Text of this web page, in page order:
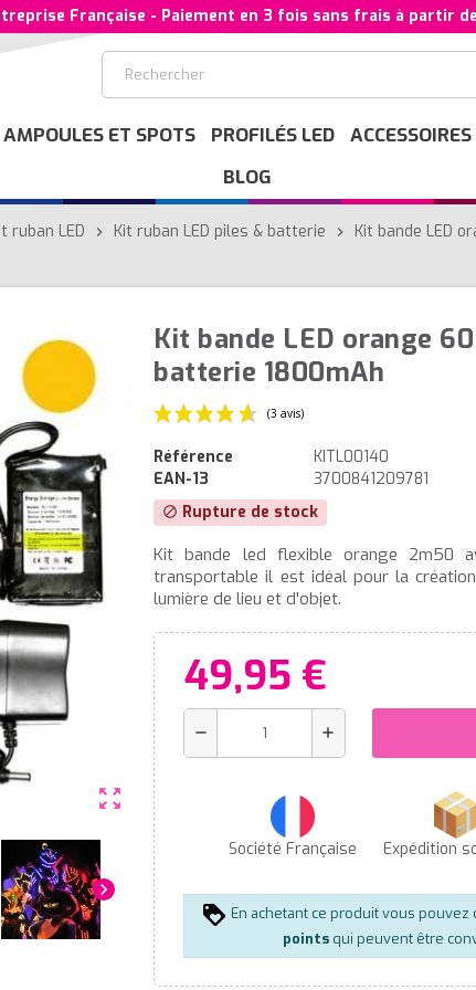
Française - Paiement en 3 fois sans frais à partir
AMPOULES ET SPOTS PROFILÉS LED ACCESSOIRES
BLOG
ruban LED chevron_right Kit ruban LED piles & batterie chevron_right Kit bande LED
zoom_out_map
chevron_right
Kit bande LED orange
batterie 1800mAh
(3 avis)
Référence
KITL00140
EAN-13
3700841209781
block Rupture de stock
Kit bande led flexible orange 2m50
transportable il est idéal pour la
lumière de lieu et d'objet.
49,95 €
remove add
Société Française Expédition
En achetant ce produit vous pouvez
points qui peuvent être